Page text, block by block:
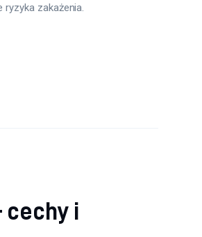
zakażenia.
cechy i